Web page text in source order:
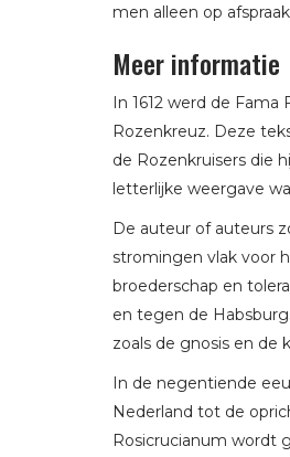
men alleen op
Meer informatie
In 1612 werd de
Rozenkreuz. Deze
de Rozenkruisers die
letterlijke weergave
De auteur of auteurs
stromingen vlak voor
broederschap en
en tegen de
zoals de gnosis en de
In de negentiende
Nederland tot de
Rosicrucianum wordt